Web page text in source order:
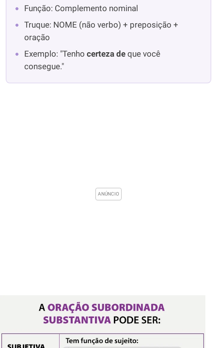
Função: Complemento nominal
Truque: NOME (não verbo) + preposição +
oração
Exemplo: "Tenho certeza de que você
consegue."